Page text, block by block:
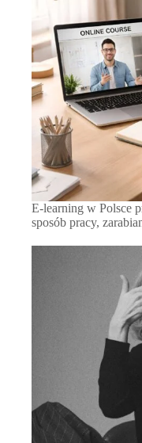
E-learning w Polsce
sposób pracy,